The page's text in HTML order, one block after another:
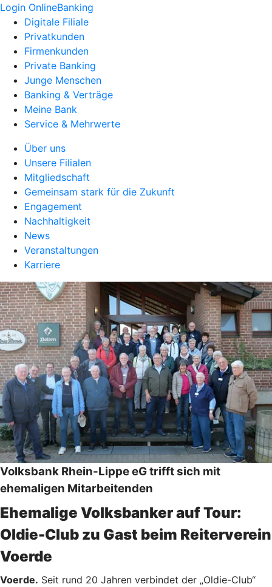
Login OnlineBanking
Digitale Filiale
Privatkunden
Firmenkunden
Private Banking
Junge Menschen
Banking & Verträge
Meine Bank
Service & Mehrwerte
Über uns
Unsere Filialen
Mitgliedschaft
Gemeinsam stark für die Zukunft
Engagement
Nachhaltigkeit
News
Veranstaltungen
Karriere
Volksbank Rhein-Lippe eG trifft sich mit
ehemaligen Mitarbeitenden
Ehemalige Volksbanker auf Tour:
Oldie-Club zu Gast beim Reiterverein
Voerde
Voerde. Seit rund 20 Jahren verbindet der „Oldie-Club“